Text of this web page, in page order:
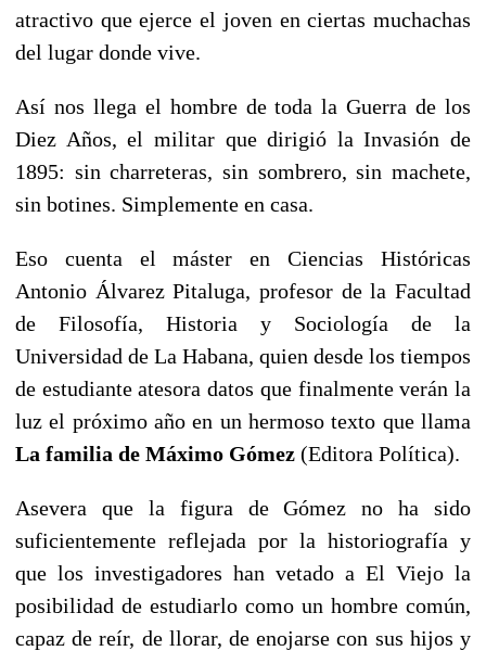
atractivo que ejerce el joven en ciertas muchachas
del lugar donde vive.
Así nos llega el hombre de toda la Guerra de los
Diez Años, el militar que dirigió la Invasión de
1895: sin charreteras, sin sombrero, sin machete,
sin botines. Simplemente en casa.
Eso cuenta el máster en Ciencias Históricas
Antonio Álvarez Pitaluga, profesor de la Facultad
de Filosofía, Historia y Sociología de la
Universidad de La Habana, quien desde los tiempos
de estudiante atesora datos que finalmente verán la
luz el próximo año en un hermoso texto que llama
La familia de Máximo Gómez (Editora Política).
Asevera que la figura de Gómez no ha sido
suficientemente reflejada por la historiografía y
que los investigadores han vetado a El Viejo la
posibilidad de estudiarlo como un hombre común,
capaz de reír, de llorar, de enojarse con sus hijos y